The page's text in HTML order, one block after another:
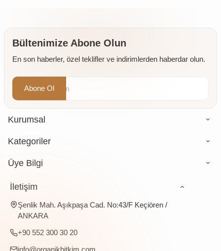
Öğütülmüş
gr
Bültenimize Abone Olun
En son haberler, özel teklifler ve indirimlerden haberdar olun.
Abone Ol
Kurumsal
Kategoriler
Üye Bilgi
İletişim
Şenlik Mah. Aşıkpaşa Cad. No:43/F Keçiören /
ANKARA
+90 552 300 30 20